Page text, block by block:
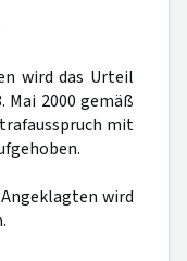
wird das Urteil
Mai 2000 gemäß
mit
wird